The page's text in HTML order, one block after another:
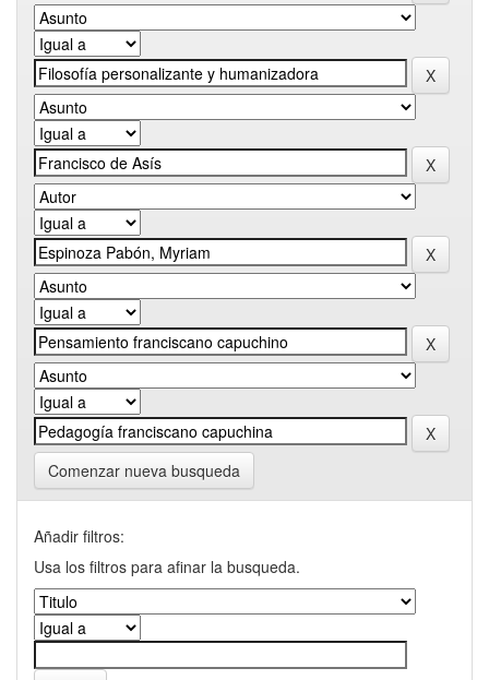
Comenzar nueva busqueda
Añadir filtros:
Usa los filtros para afinar la busqueda.